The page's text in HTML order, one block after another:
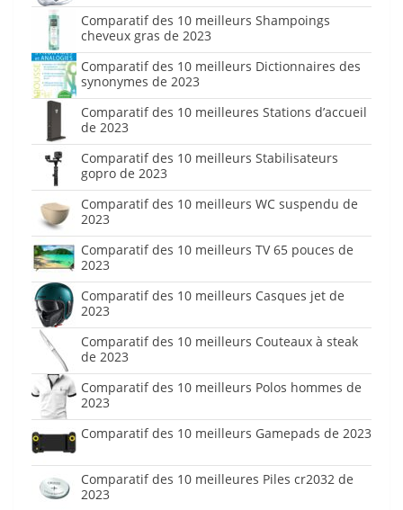
Comparatif des 10 meilleurs Shampoings
cheveux gras de 2023
Comparatif des 10 meilleurs Dictionnaires des
synonymes de 2023
Comparatif des 10 meilleures Stations d’accueil
de 2023
Comparatif des 10 meilleurs Stabilisateurs
gopro de 2023
Comparatif des 10 meilleurs WC suspendu de
2023
Comparatif des 10 meilleurs TV 65 pouces de
2023
Comparatif des 10 meilleurs Casques jet de
2023
Comparatif des 10 meilleurs Couteaux à steak
de 2023
Comparatif des 10 meilleurs Polos hommes de
2023
Comparatif des 10 meilleurs Gamepads de 2023
Comparatif des 10 meilleures Piles cr2032 de
2023